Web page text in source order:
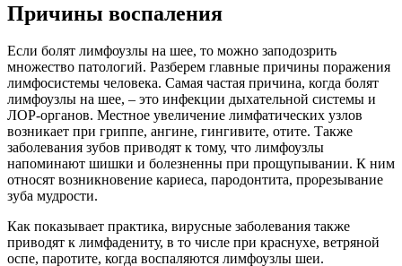
Причины воспаления
Если болят лимфоузлы на шее, то можно заподозрить
множество патологий. Разберем главные причины поражения
лимфосистемы человека. Самая частая причина, когда болят
лимфоузлы на шее, – это инфекции дыхательной системы и
ЛОР-органов. Местное увеличение лимфатических узлов
возникает при гриппе, ангине, гингивите, отите. Также
заболевания зубов приводят к тому, что лимфоузлы
напоминают шишки и болезненны при прощупывании. К ним
относят возникновение кариеса, пародонтита, прорезывание
зуба мудрости.
Как показывает практика, вирусные заболевания также
приводят к лимфадениту, в то числе при краснухе, ветряной
оспе, паротите, когда воспаляются лимфоузлы шеи.